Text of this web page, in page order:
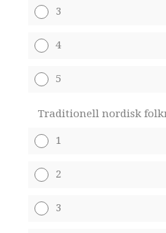
3
4
5
Traditionell nordisk
1
2
3